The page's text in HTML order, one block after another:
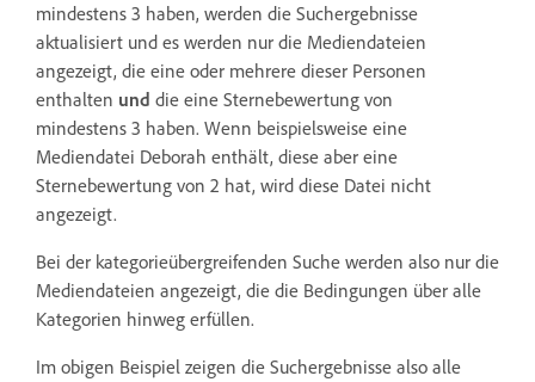
mindestens 3 haben, werden die Suchergebnisse
aktualisiert und es werden nur die Mediendateien
angezeigt, die eine oder mehrere dieser Personen
enthalten und die eine Sternebewertung von
mindestens 3 haben. Wenn beispielsweise eine
Mediendatei Deborah enthält, diese aber eine
Sternebewertung von 2 hat, wird diese Datei nicht
angezeigt.
Bei der kategorieübergreifenden Suche werden also nur die
Mediendateien angezeigt, die die Bedingungen über alle
Kategorien hinweg erfüllen.
Im obigen Beispiel zeigen die Suchergebnisse also alle